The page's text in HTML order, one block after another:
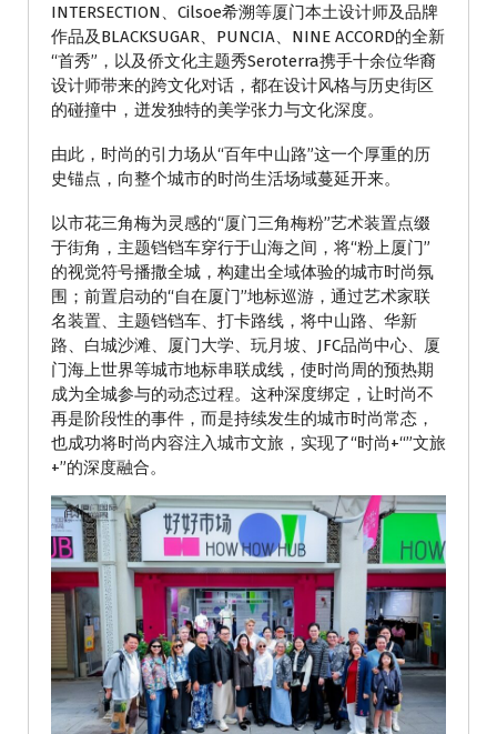
INTERSECTION、Cilsoe希溯等厦门本土设计师及品牌
作品及BLACKSUGAR、PUNCIA、NINE ACCORD的全新
“首秀”，以及侨文化主题秀Seroterra携手十余位华裔
设计师带来的跨文化对话，都在设计风格与历史街区
的碰撞中，迸发独特的美学张力与文化深度。
由此，时尚的引力场从“百年中山路”这一个厚重的历
史锚点，向整个城市的时尚生活场域蔓延开来。
以市花三角梅为灵感的“厦门三角梅粉”艺术装置点缀
于街角，主题铛铛车穿行于山海之间，将“粉上厦门”
的视觉符号播撒全城，构建出全域体验的城市时尚氛
围；前置启动的“自在厦门”地标巡游，通过艺术家联
名装置、主题铛铛车、打卡路线，将中山路、华新
路、白城沙滩、厦门大学、玩月坡、JFC品尚中心、厦
门海上世界等城市地标串联成线，使时尚周的预热期
成为全城参与的动态过程。这种深度绑定，让时尚不
再是阶段性的事件，而是持续发生的城市时尚常态，
也成功将时尚内容注入城市文旅，实现了“时尚+“”文旅
+”的深度融合。